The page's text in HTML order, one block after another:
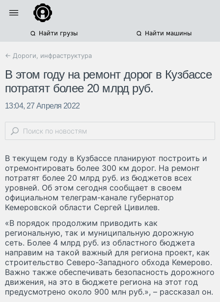
Найти грузы Найти машины
← Дороги, инфраструктура
В этом году на ремонт дорог в Кузбассе
потратят более 20 млрд руб.
13:04, 27 Апреля 2022
В текущем году в Кузбассе планируют построить и
отремонтировать более 300 км дорог. На ремонт
потратят более 20 млрд руб. из бюджетов всех
уровней. Об этом сегодня сообщает в своем
официальном телеграм-канале губернатор
Кемеровской области Сергей Цивилев.
«В порядок продолжим приводить как
региональную, так и муниципальную дорожную
сеть. Более 4 млрд руб. из областного бюджета
направим на такой важный для региона проект, как
строительство Северо-Западного обхода Кемерово.
Важно также обеспечивать безопасность дорожного
движения, на это в бюджете региона на этот год
предусмотрено около 900 млн руб.», – рассказал он.